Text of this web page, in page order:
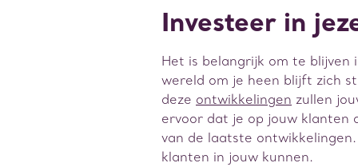
Investeer in
Het is belangrijk om te blijven
wereld om je heen blijft zich
deze ontwikkelingen zullen
ervoor dat je op jouw
van de laatste
klanten in jouw kunnen.